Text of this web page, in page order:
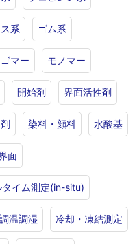
系 ゴム系
マー モノマー
開始剤 界面活性剤
染料・顔料 水酸基
面
タイム測定(in-situ)
調温調湿 冷却・凍結測定